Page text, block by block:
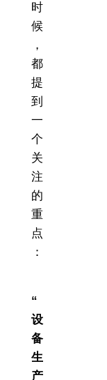
时
候
，
都
提
到
一
个
关
注
的
重
点
：
“
设
备
生
产